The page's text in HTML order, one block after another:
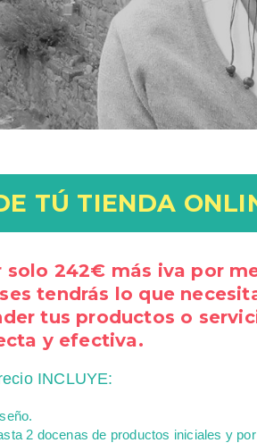
TÚ TIENDA
solo 242€ más iva por
tendrás lo que
tus productos o
y efectiva.
INCLUYE:
2 docenas de productos iniciales y